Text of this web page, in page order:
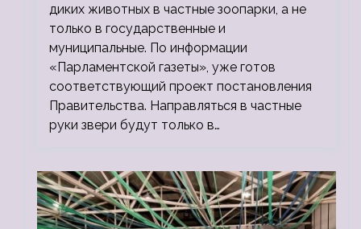
диких животных в частные зоопарки, а не
только в государственные и
муниципальные. По информации
«Парламентской газеты», уже готов
соответствующий проект постановления
Правительства. Направляться в частные
руки звери будут только в…